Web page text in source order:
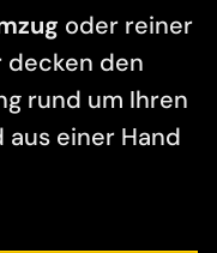
oder reiner
decken den
rund um Ihren
aus einer Hand